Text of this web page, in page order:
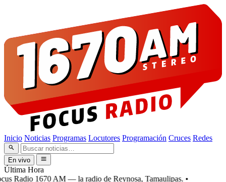
Inicio Noticias Programas Locutores Programación Cruces Redes
En vivo
Última Hora
Radio 1670 AM — la radio de Reynosa, Tamaulipas. •